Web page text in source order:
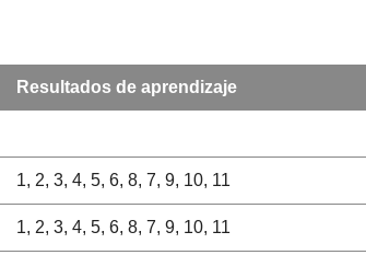
Resultados de aprendizaje
1, 2, 3, 4, 5, 6, 8, 7, 9, 10, 11
1, 2, 3, 4, 5, 6, 8, 7, 9, 10, 11